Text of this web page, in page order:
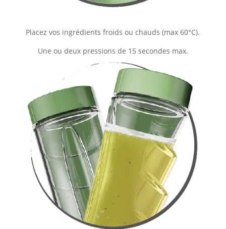
Placez vos ingrédients froids ou chauds (max 60°C).
Une ou deux pressions de 15 secondes max.